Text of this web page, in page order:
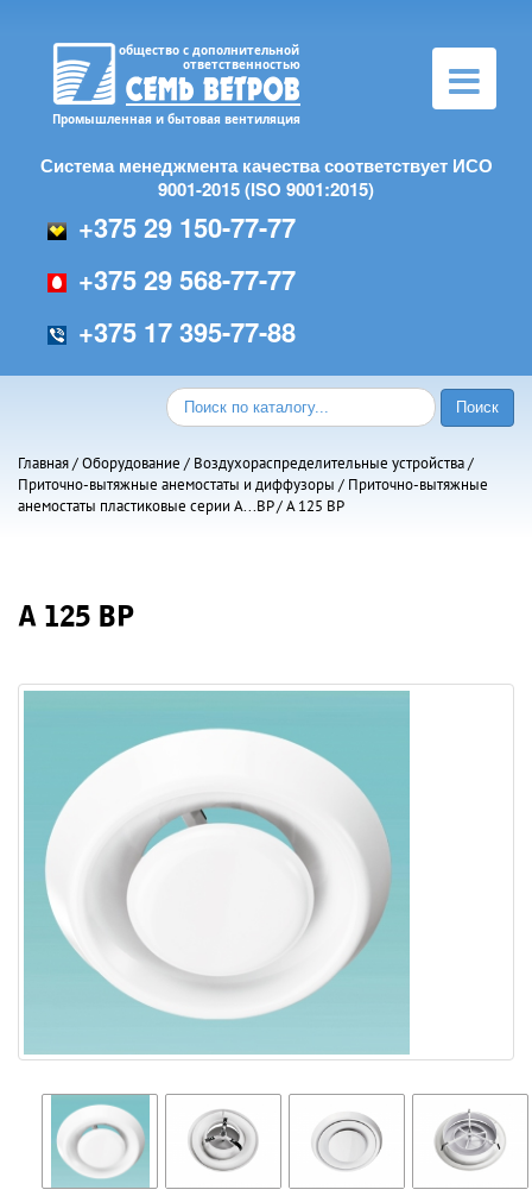
Система менеджмента качества соответствует ИСО
9001-2015 (ISO 9001:2015)
+375 29 150-77-77
+375 29 568-77-77
+375 17 395-77-88
Главная/Оборудование / Воздухораспределительные устройства/
Приточно-вытяжные анемостаты и диффузоры / Приточно-вытяжные
анемостаты пластиковые серии А...ВР/ А 125 ВР
А 125 ВР